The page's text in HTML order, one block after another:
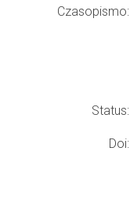
Czasopismo:
Status:
Doi: